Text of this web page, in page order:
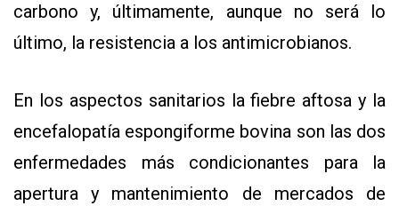
carbono y, últimamente, aunque no será lo
último, la resistencia a los antimicrobianos.
En los aspectos sanitarios la fiebre aftosa y la
encefalopatía espongiforme bovina son las dos
enfermedades más condicionantes para la
apertura y mantenimiento de mercados de